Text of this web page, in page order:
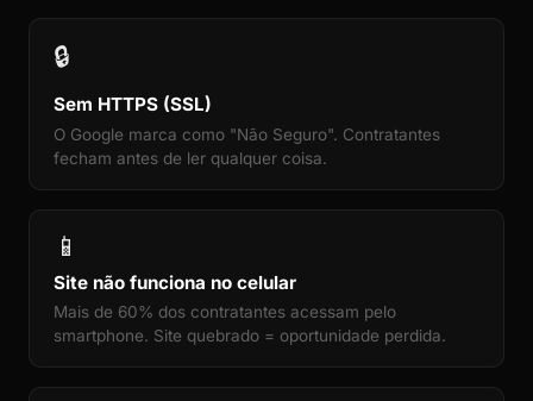
🔒
Sem HTTPS (SSL)
O Google marca como "Não Seguro". Contratantes
fecham antes de ler qualquer coisa.
📱
Site não funciona no celular
Mais de 60% dos contratantes acessam pelo
smartphone. Site quebrado = oportunidade perdida.